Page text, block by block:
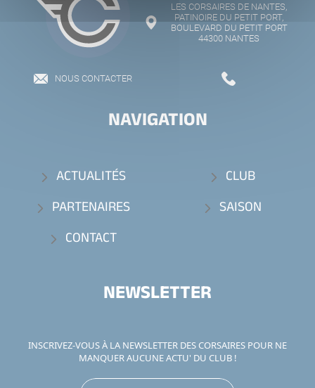
LES CORSAIRES DE NANTES,
PATINOIRE DU PETIT PORT,
BOULEVARD DU PETIT PORT
44300 NANTES
NOUS CONTACTER
NAVIGATION
ACTUALITÉS
CLUB
PARTENAIRES
SAISON
CONTACT
NEWSLETTER
INSCRIVEZ-VOUS À LA NEWSLETTER DES CORSAIRES POUR NE
MANQUER AUCUNE ACTU' DU CLUB !